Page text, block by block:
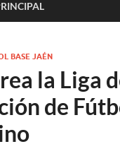
BASE JAÉN
la Liga
de